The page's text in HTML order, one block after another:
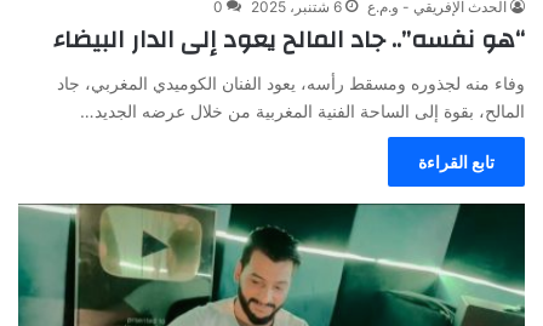
الحدث الإفريقي - و.م.ع 6 شتنبر، 2025 0
“هو نفسه”.. جاد المالح يعود إلى الدار البيضاء
وفاء منه لجذوره ومسقط رأسه، يعود الفنان الكوميدي المغربي، جاد
المالح، بقوة إلى الساحة الفنية المغربية من خلال عرضه الجديد…
تابع القراءة